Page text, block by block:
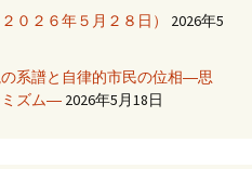
０２６年５月２８日）
2026年5
系譜と自律的市民の位相―思
ミズム― 2026年5月18日